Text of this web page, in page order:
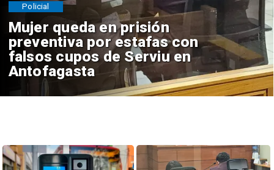
Mujer queda en prisión
preventiva por estafas con
falsos cupos de Serviu en
Antofagasta
Policial